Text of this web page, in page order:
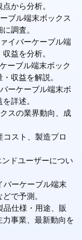
から分析。
ブル端末ボックス
調査。
イバーケーブル端
益を分析。
ーブル端末ボック
収益を解説。
ーケーブル端末ボ
詳述。
スの業界動向、成
スト、製造プロ
ドユーザーについ
バーケーブル端末
で予測。
仕様・用途、販
事業、最新動向を